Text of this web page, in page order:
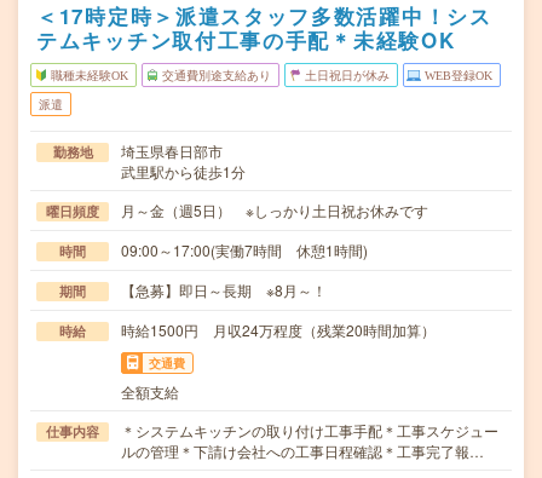
＜17時定時＞派遣スタッフ多数活躍中！シス
テムキッチン取付工事の手配＊未経験OK
職種未経験OK 交通費別途支給あり 土日祝日が休み WEB登録OK
派遣
勤務地
埼玉県春日部市
武里駅から徒歩1分
曜日頻度 月～金（週5日） ※しっかり土日祝お休みです
時間 09:00～17:00(実働7時間 休憩1時間)
期間 【急募】即日～長期 ※8月～！
時給 時給1500円 月収24万程度（残業20時間加算）
交通費
全額支給
仕事内容
＊システムキッチンの取り付け工事手配＊工事スケジュー
ルの管理＊下請け会社への工事日程確認＊工事完了報…